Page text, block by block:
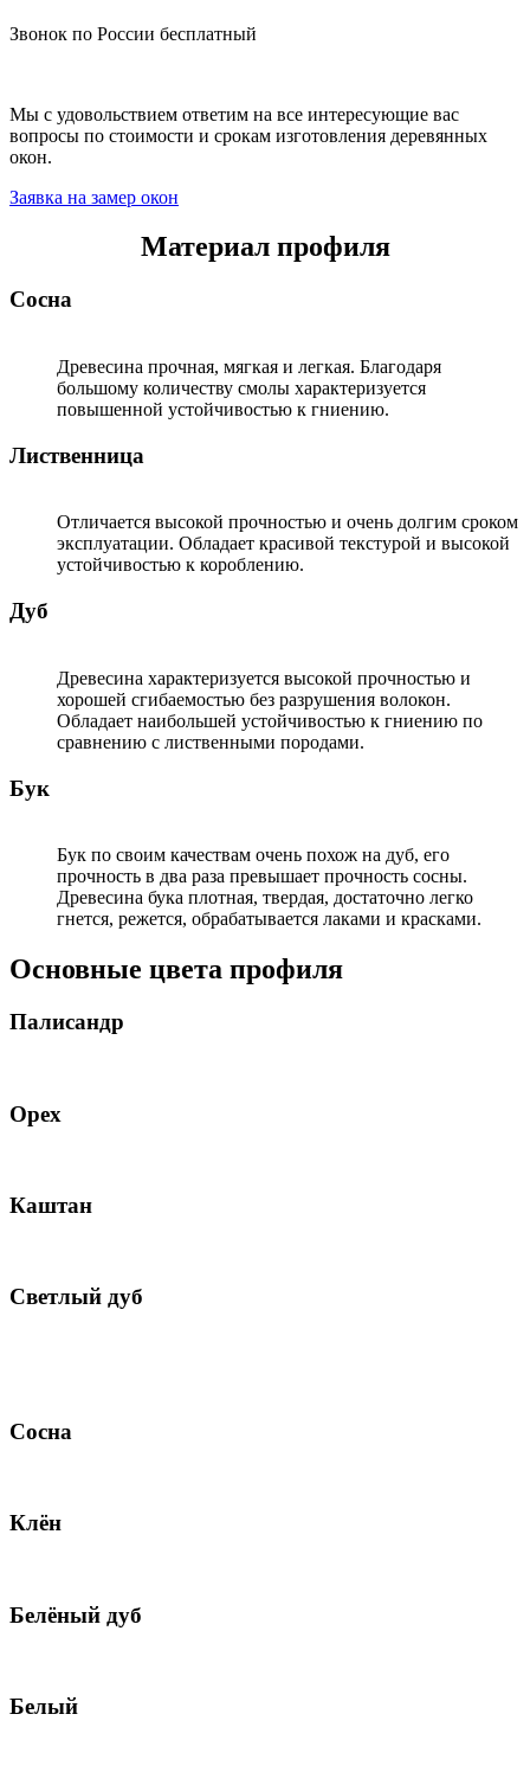
Звонок по России бесплатный
Мы с удовольствием ответим на все интересующие вас
вопросы по стоимости и срокам изготовления деревянных
окон.
Заявка на замер окон
Материал профиля
Сосна
Древесина прочная, мягкая и легкая. Благодаря
большому количеству смолы характеризуется
повышенной устойчивостью к гниению.
Лиственница
Отличается высокой прочностью и очень долгим сроком
эксплуатации. Обладает красивой текстурой и высокой
устойчивостью к короблению.
Дуб
Древесина характеризуется высокой прочностью и
хорошей сгибаемостью без разрушения волокон.
Обладает наибольшей устойчивостью к гниению по
сравнению с лиственными породами.
Бук
Бук по своим качествам очень похож на дуб, его
прочность в два раза превышает прочность сосны.
Древесина бука плотная, твердая, достаточно легко
гнется, режется, обрабатывается лаками и красками.
Основные цвета профиля
Палисандр
Орех
Каштан
Светлый дуб
Сосна
Клён
Белёный дуб
Белый